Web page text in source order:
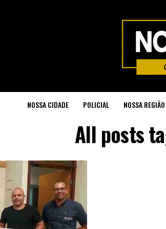
NOSSA CIDADE POLICIAL NOSSA REGIÃO
All posts